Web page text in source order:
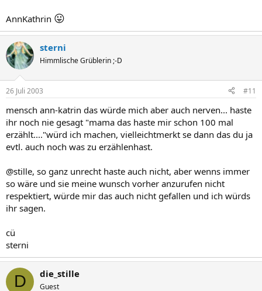
AnnKathrin 😛
sterni
Himmlische Grüblerin ;-D
26 Juli 2003 #11
mensch ann-katrin das würde mich aber auch nerven... haste
ihr noch nie gesagt "mama das haste mir schon 100 mal
erzählt...."würd ich machen, vielleichtmerkt se dann das du ja
evtl. auch noch was zu erzählenhast.
@stille, so ganz unrecht haste auch nicht, aber wenns immer
so wäre und sie meine wunsch vorher anzurufen nicht
respektiert, würde mir das auch nicht gefallen und ich würds
ihr sagen.
cü
sterni
D die_stille
Guest